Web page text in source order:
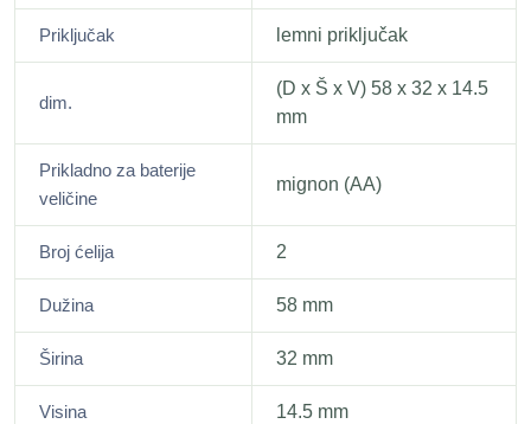
Priključak lemni priključak
dim.
(D x Š x V) 58 x 32 x 14.5
mm
Prikladno za baterije
veličine
mignon (AA)
Broj ćelija 2
Dužina 58 mm
Širina 32 mm
Visina 14.5 mm